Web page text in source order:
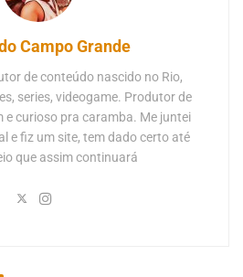
Campo Grande
de conteúdo nascido no Rio,
series, videogame. Produtor de
e curioso pra caramba. Me juntei
e fiz um site, tem dado certo até
que assim continuará